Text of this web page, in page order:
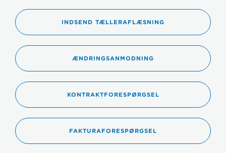
INDSEND TÆLLERAFLÆSNING
ÆNDRINGSANMODNING
KONTRAKTFORESPØRGSEL
FAKTURAFORESPØRGSEL